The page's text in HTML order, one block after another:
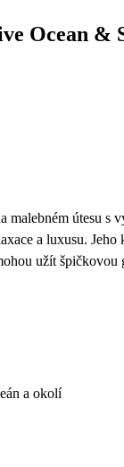
Ocean &
malebném útesu
a luxusu.
užít
a okolí